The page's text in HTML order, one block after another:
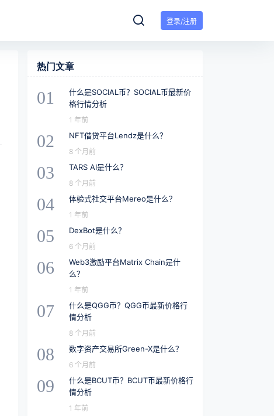
登录/注册
热门文章
01
什么是SOCIAL币？SOCIAL币最新价
格行情分析
1 年前
02 NFT借贷平台Lendz是什么？
8 个月前
03 TARS AI是什么？
8 个月前
04 体验式社交平台Mereo是什么？
1 年前
05 DexBot是什么？
6 个月前
06
Web3激励平台Matrix Chain是什
么？
1 年前
07
什么是QGG币？QGG币最新价格行
情分析
8 个月前
08 数字资产交易所Green-X是什么？
6 个月前
09
什么是BCUT币？BCUT币最新价格行
情分析
1 年前